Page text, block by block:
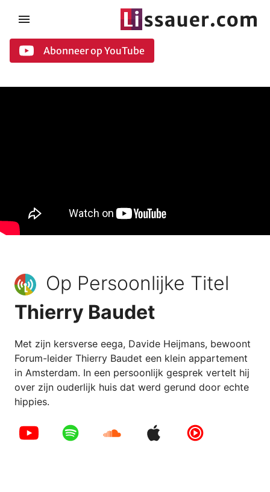
Abonneer op YouTube
Op Persoonlijke Titel
Thierry Baudet
Met zijn kersverse eega, Davide Heijmans, bewoont
Forum-leider Thierry Baudet een klein appartement
in Amsterdam. In een persoonlijk gesprek vertelt hij
over zijn ouderlijk huis dat werd gerund door echte
hippies.